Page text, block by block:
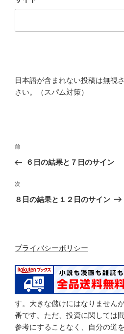
日本語が含まれない投稿は無視
さい。（スパム対策）
投
ビ
ゲ
ン
過
去
投
稿
前
６日の結果と７日のサイン
次
の
次
８日の結果と１２日のサイン
プライバシーポリシー
す。大きな儲けにはなりません
番です。ただ、投資に関しては
参考にすることなく、自分の道